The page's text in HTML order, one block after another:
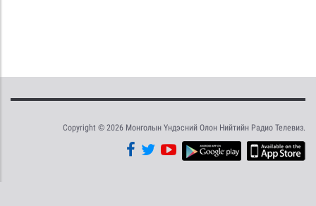
Copyright © 2026 Монголын Үндэсний Олон Нийтийн Радио Телевиз.